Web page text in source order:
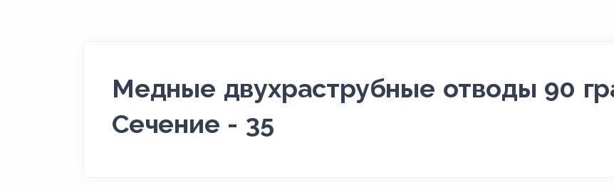
Медные двухраструбные отводы 90
Сечение - 35